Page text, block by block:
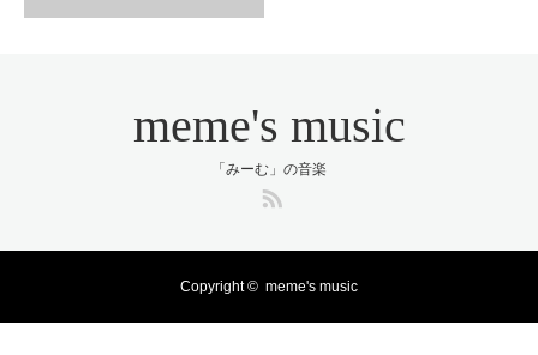
meme's music
「みーむ」の音楽
Copyright © meme's music